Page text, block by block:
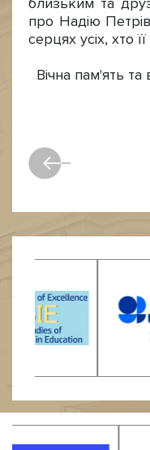
близьким та
про Надію
серцях усіх, хто
Вічна пам'ять та